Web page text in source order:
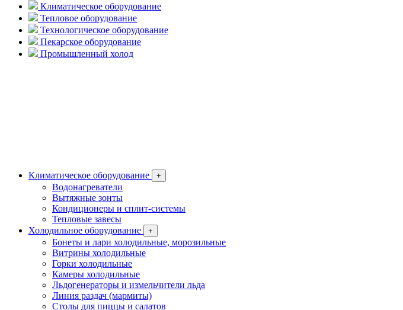
Климатическое оборудование
Тепловое оборудование
Технологическое оборудование
Пекарское оборудование
Промышленный холод
Климатическое оборудование +
Водонагреватели
Вытяжные зонты
Кондиционеры и сплит-системы
Тепловые завесы
Холодильное оборудование
+
Бонеты и лари холодильные, морозильные
Витрины холодильные
Горки холодильные
Камеры холодильные
Льдогенераторы и измельчители льда
Линия раздач (мармиты)
Столы для пиццы и салатов